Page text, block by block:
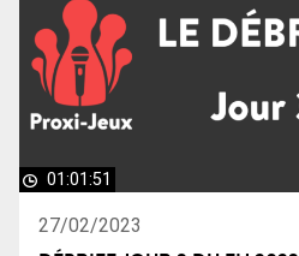
01:01:51
27/02/2023